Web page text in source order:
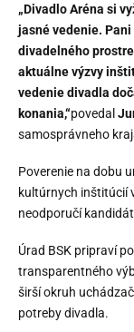
„Divadlo Aréna si
jasné vedenie.
divadelného
aktuálne výzvy
vedenie divadla
konania,“povedal
samosprávneho
Poverenie na dobu
kultúrnych inštitúcií
neodporučí
Úrad BSK pripraví
transparentného
širší okruh
potreby divadla.